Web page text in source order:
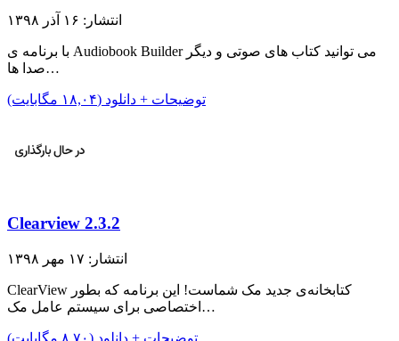
انتشار: ۱۶ آذر ۱۳۹۸
با برنامه ی Audiobook Builder می توانید کتاب های صوتی و دیگر
صدا ها…
توضیحات + دانلود (۱۸,۰۴ مگابایت)
Clearview 2.3.2
انتشار: ۱۷ مهر ۱۳۹۸
ClearView کتابخانه‌ی جدید مک شماست! این برنامه که بطور
اختصاصی برای سیستم عامل مک…
توضیحات + دانلود (۸,۷۰ مگابایت)